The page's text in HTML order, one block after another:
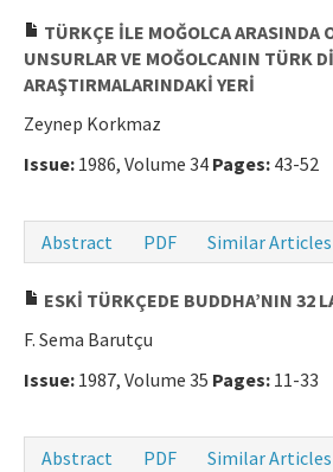
TÜRKÇE İLE MOĞOLCA ARASINDA
UNSURLAR VE MOĞOLCANIN TÜRK
ARAŞTIRMALARINDAKİ YERİ
Zeynep Korkmaz
Issue: 1986, Volume 34 Pages: 43-52
Abstract
PDF Similar Articles
ESKİ TÜRKÇEDE BUDDHA’NIN 32
F. Sema Barutçu
Issue: 1987, Volume 35 Pages: 11-33
Abstract
PDF Similar Articles